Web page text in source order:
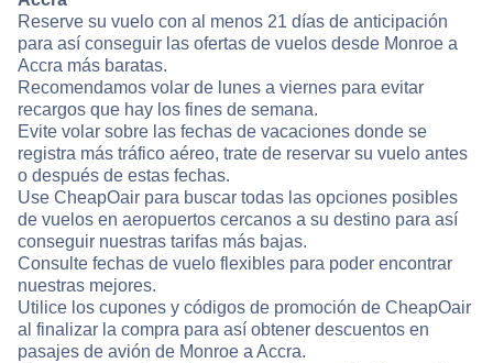
Reserve su vuelo con al menos 21 días de anticipación
para así conseguir las ofertas de vuelos desde Monroe a
Accra más baratas.
Recomendamos volar de lunes a viernes para evitar
recargos que hay los fines de semana.
Evite volar sobre las fechas de vacaciones donde se
registra más tráfico aéreo, trate de reservar su vuelo antes
o después de estas fechas.
Use CheapOair para buscar todas las opciones posibles
de vuelos en aeropuertos cercanos a su destino para así
conseguir nuestras tarifas más bajas.
Consulte fechas de vuelo flexibles para poder encontrar
nuestras mejores.
Utilice los cupones y códigos de promoción de CheapOair
al finalizar la compra para así obtener descuentos en
pasajes de avión de Monroe a Accra.